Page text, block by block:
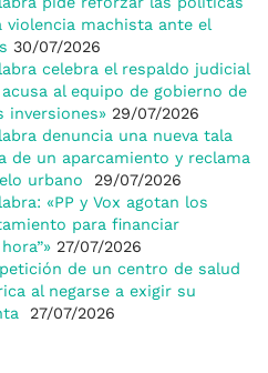
machista ante el
30/07/2026
celebra el respaldo judicial
al equipo de gobierno de
inversiones» 29/07/2026
denuncia una nueva tala
de un aparcamiento y reclama
urbano
29/07/2026
«PP y Vox agotan los
para financiar
27/07/2026
de un centro de salud
al negarse a exigir su
27/07/2026